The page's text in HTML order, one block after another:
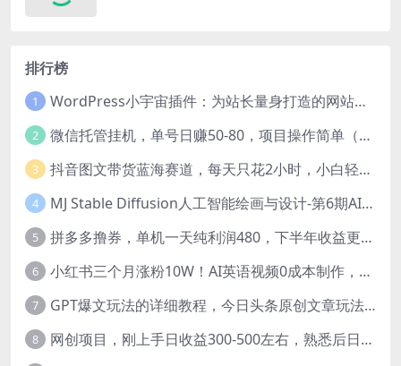
排行榜
1 WordPress小宇宙插件：为站长量身打造的网站性能与SEO优化插件
2 微信托管挂机，单号日赚50-80，项目操作简单（附无限注册实名微信号教程）
3 抖音图文带货蓝海赛道，每天只花2小时，小白轻松过万
4 MJ Stable Diffusion人工智能绘画与设计-第6期AIGC课程（35节）
5 拼多多撸券，单机一天纯利润480，下半年收益更高，不限设备，不限IP。
6 小红书三个月涨粉10W！AI英语视频0成本制作，每天轻松日入2000+
7 GPT爆文玩法的详细教程，今日头条原创文章玩法实操讲解，简单操作月入5000
8 网创项目，刚上手日收益300-500左右，熟悉后日收益1500-3000